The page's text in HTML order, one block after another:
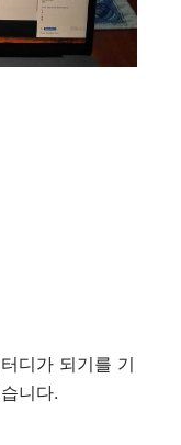
디가 되기를 기
니다.